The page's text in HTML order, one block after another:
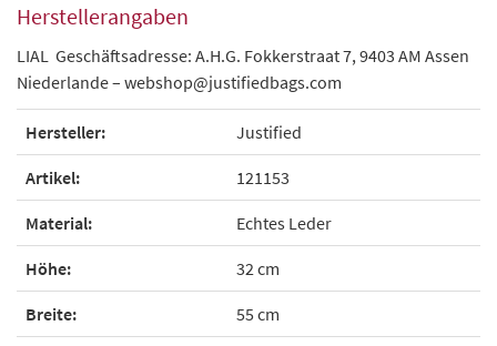
Herstellerangaben
LIAL Geschäftsadresse: A.H.G. Fokkerstraat 7, 9403 AM Assen
Niederlande – webshop@justifiedbags.com
Hersteller: Justified
Artikel: 121153
Material: Echtes Leder
Höhe: 32 cm
Breite: 55 cm